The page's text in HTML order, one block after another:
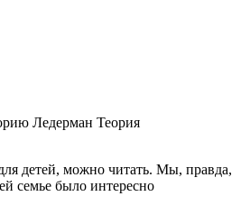
Ледерман Теория
детей, можно читать. Мы, правда,
семье было интересно